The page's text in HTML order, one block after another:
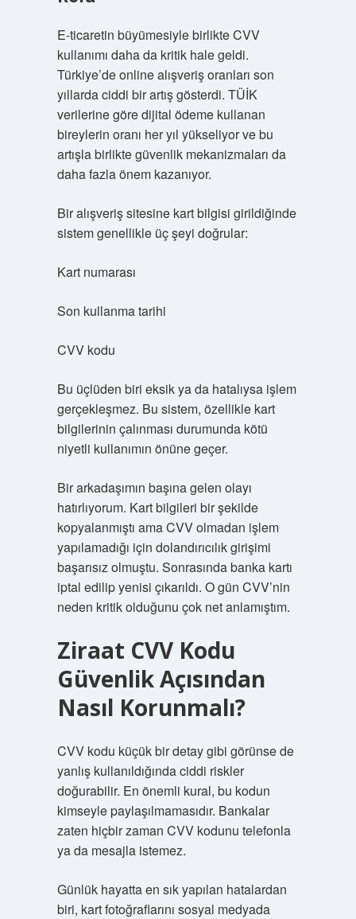
E-ticaretin büyümesiyle birlikte CVV
kullanımı daha da kritik hale geldi.
Türkiye’de online alışveriş oranları son
yıllarda ciddi bir artış gösterdi. TÜİK
verilerine göre dijital ödeme kullanan
bireylerin oranı her yıl yükseliyor ve bu
artışla birlikte güvenlik mekanizmaları da
daha fazla önem kazanıyor.
Bir alışveriş sitesine kart bilgisi girildiğinde
sistem genellikle üç şeyi doğrular:
Kart numarası
Son kullanma tarihi
CVV kodu
Bu üçlüden biri eksik ya da hatalıysa işlem
gerçekleşmez. Bu sistem, özellikle kart
bilgilerinin çalınması durumunda kötü
niyetli kullanımın önüne geçer.
Bir arkadaşımın başına gelen olayı
hatırlıyorum. Kart bilgileri bir şekilde
kopyalanmıştı ama CVV olmadan işlem
yapılamadığı için dolandırıcılık girişimi
başarısız olmuştu. Sonrasında banka kartı
iptal edilip yenisi çıkarıldı. O gün CVV’nin
neden kritik olduğunu çok net anlamıştım.
Ziraat CVV Kodu
Güvenlik Açısından
Nasıl Korunmalı?
CVV kodu küçük bir detay gibi görünse de
yanlış kullanıldığında ciddi riskler
doğurabilir. En önemli kural, bu kodun
kimseyle paylaşılmamasıdır. Bankalar
zaten hiçbir zaman CVV kodunu telefonla
ya da mesajla istemez.
Günlük hayatta en sık yapılan hatalardan
biri, kart fotoğraflarını sosyal medyada